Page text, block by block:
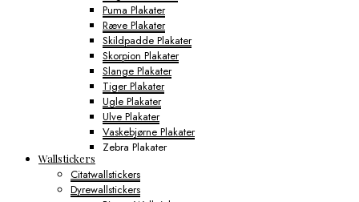
Puma Plakater
Ræve Plakater
Skildpadde Plakater
Skorpion Plakater
Slange Plakater
Tiger Plakater
Ugle Plakater
Ulve Plakater
Vaskebjørne Plakater
Zebra Plakater
Gamerplakater
Geografi Plakater
Byplakater
Wallstickers
Citatwallstickers
Dyrewallstickers